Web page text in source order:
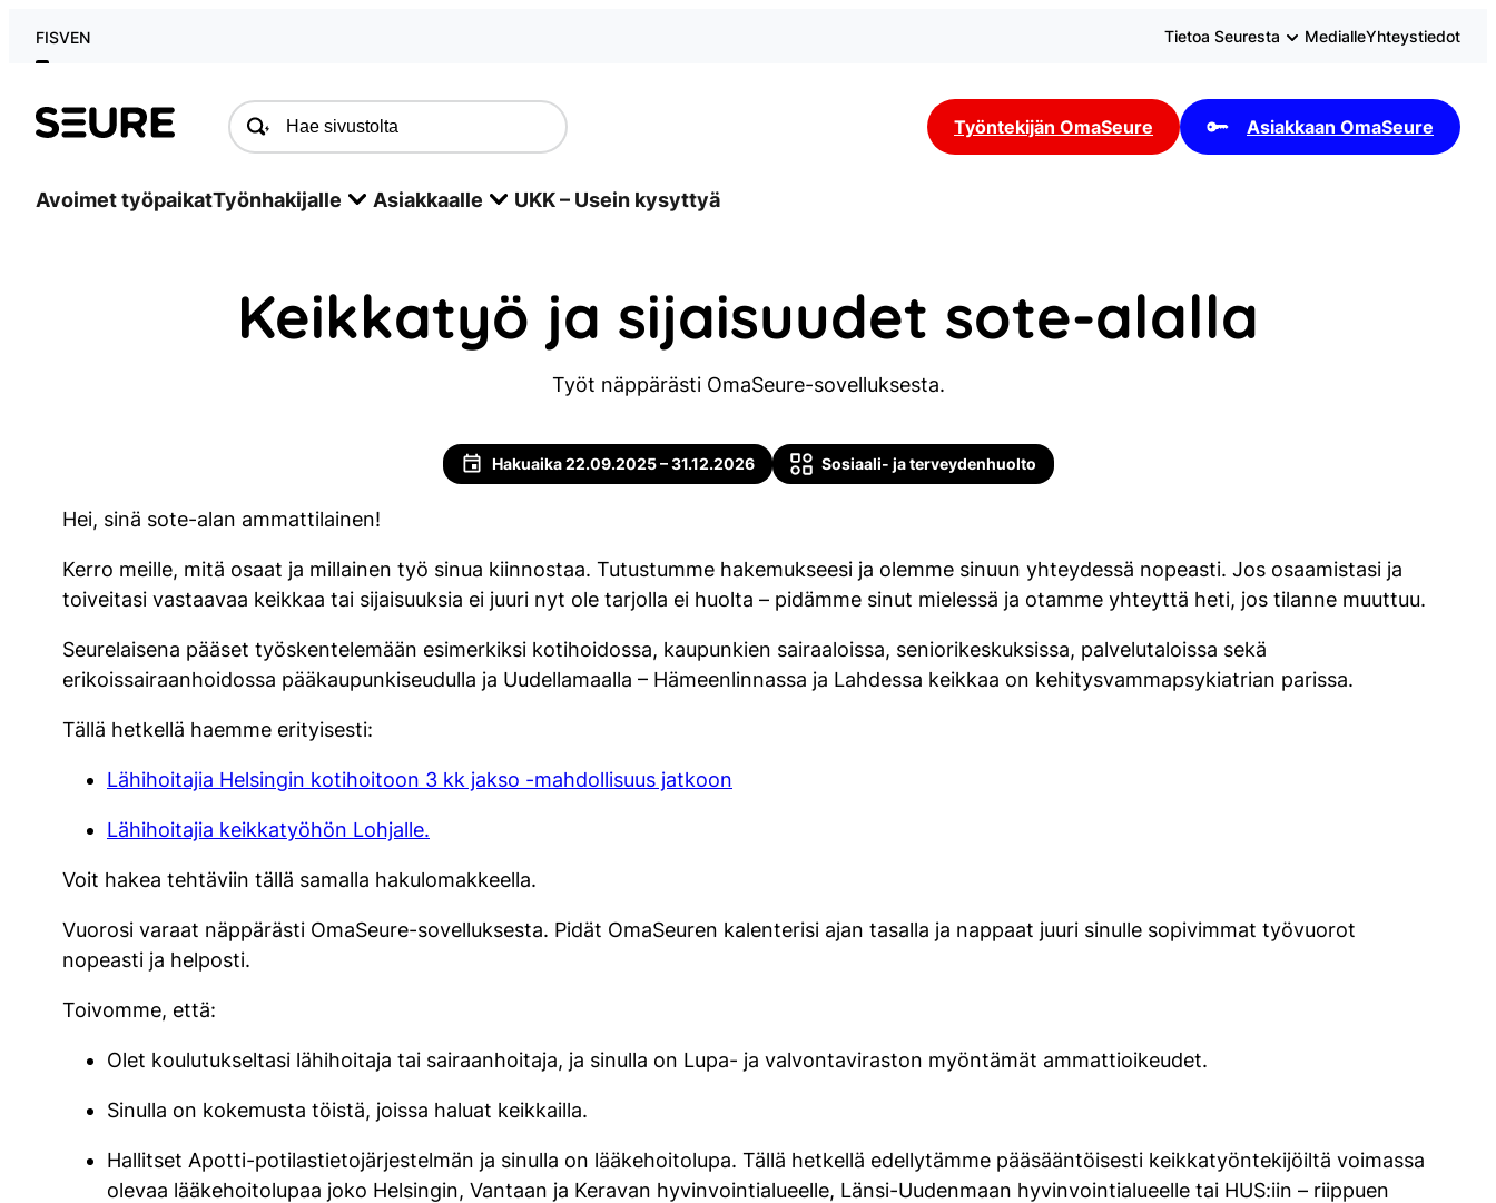
FISVEN Tietoa Seuresta MedialleYhteystiedot
Seure Työntekijän OmaSeure Asiakkaan OmaSeure
Avoimet työpaikatTyönhakijalle Asiakkaalle UKK – Usein kysyttyä
Keikkatyö ja sijaisuudet sote-alalla
Työt näppärästi OmaSeure-sovelluksesta.
Hakuaika 22.09.2025 – 31.12.2026 Sosiaali- ja terveydenhuolto
Hei, sinä sote-alan ammattilainen!
Kerro meille, mitä osaat ja millainen työ sinua kiinnostaa. Tutustumme hakemukseesi ja olemme sinuun yhteydessä nopeasti. Jos osaamistasi ja
toiveitasi vastaavaa keikkaa tai sijaisuuksia ei juuri nyt ole tarjolla ei huolta – pidämme sinut mielessä ja otamme yhteyttä heti, jos tilanne muuttuu.
Seurelaisena pääset työskentelemään esimerkiksi kotihoidossa, kaupunkien sairaaloissa, seniorikeskuksissa, palvelutaloissa sekä
erikoissairaanhoidossa pääkaupunkiseudulla ja Uudellamaalla – Hämeenlinnassa ja Lahdessa keikkaa on kehitysvammapsykiatrian parissa.
Tällä hetkellä haemme erityisesti:
Lähihoitajia Helsingin kotihoitoon 3 kk jakso -mahdollisuus jatkoon
Lähihoitajia keikkatyöhön Lohjalle.
Voit hakea tehtäviin tällä samalla hakulomakkeella.
Vuorosi varaat näppärästi OmaSeure-sovelluksesta. Pidät OmaSeuren kalenterisi ajan tasalla ja nappaat juuri sinulle sopivimmat työvuorot
nopeasti ja helposti.
Toivomme, että:
Olet koulutukseltasi lähihoitaja tai sairaanhoitaja, ja sinulla on Lupa- ja valvontaviraston myöntämät ammattioikeudet.
Sinulla on kokemusta töistä, joissa haluat keikkailla.
Hallitset Apotti-potilastietojärjestelmän ja sinulla on lääkehoitolupa. Tällä hetkellä edellytämme pääsääntöisesti keikkatyöntekijöiltä voimassa
olevaa lääkehoitolupaa joko Helsingin, Vantaan ja Keravan hyvinvointialueelle, Länsi-Uudenmaan hyvinvointialueelle tai HUS:iin – riippuen